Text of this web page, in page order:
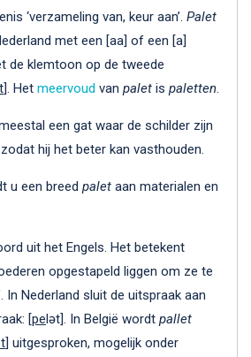
‘verzameling van, keur aan’. Palet
met een [aa] of een [a]
de klemtoon op de tweede
]. Het meervoud van palet is paletten.
een gat waar de schilder zijn
hij het beter kan vasthouden.
u een breed palet aan materialen en
uit het Engels. Het betekent
opgestapeld liggen om ze te
In Nederland sluit de uitspraak aan
[pelət]. In België wordt pallet
] uitgesproken, mogelijk onder